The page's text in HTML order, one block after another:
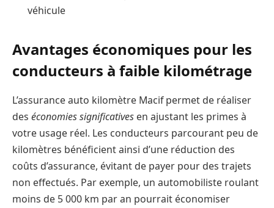
véhicule
Avantages économiques pour les
conducteurs à faible kilométrage
L’assurance auto kilomètre Macif permet de réaliser
des économies significatives en ajustant les primes à
votre usage réel. Les conducteurs parcourant peu de
kilomètres bénéficient ainsi d’une réduction des
coûts d’assurance, évitant de payer pour des trajets
non effectués. Par exemple, un automobiliste roulant
moins de 5 000 km par an pourrait économiser